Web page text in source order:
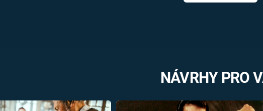
NÁVRHY PRO